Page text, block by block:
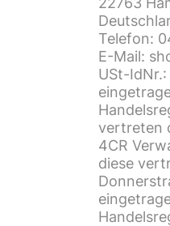
10.
11.
12.
Telefon:
E-Mail:
USt-
vertreten
4CR
diese